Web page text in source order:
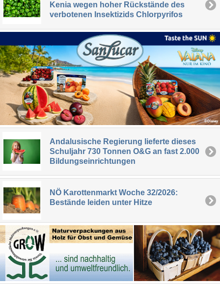
Kenia wegen hoher Rückstände des
verbotenen Insektizids Chlorpyrifos
Andalusische Regierung lieferte dieses
Schuljahr 730 Tonnen O&G an fast 2.000
Bildungseinrichtungen
NÖ Karottenmarkt Woche 32/2026:
Bestände leiden unter Hitze